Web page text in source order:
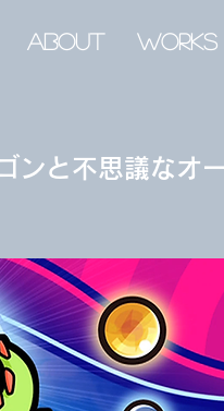
about works
ンと不思議なオ